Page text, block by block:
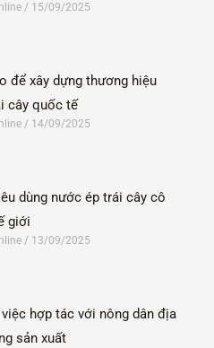
15/09/2025
để xây dựng thương hiệu
cây quốc tế
14/09/2025
dùng nước ép trái cây cô
giới
13/09/2025
hợp tác với nông dân địa
sản xuất